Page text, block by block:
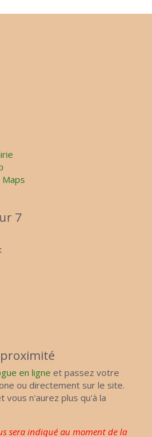
7
en ligne et passez votre
ou directement sur le site.
vous n'aurez plus qu'à la
sera indiqué au moment de la